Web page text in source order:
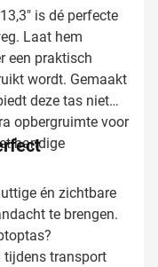
is dé perfecte
Laat hem
een praktisch
wordt. Gemaakt
deze tas niet
opbergruimte voor
handige
én zichtbare
te brengen.
tijdens transport